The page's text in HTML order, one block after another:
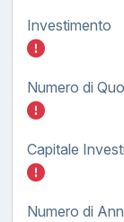
Investimento
Inserisci
Numero di
Inserisci
Capitale
Inserisci
Numero di